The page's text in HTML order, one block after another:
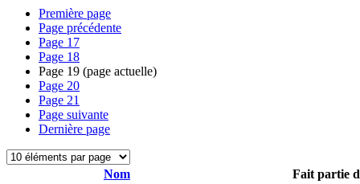
Première page
Page précédente
Page 17
Page 18
Page 19 (page actuelle)
Page 20
Page 21
Page suivante
Dernière page
Nom Fait partie